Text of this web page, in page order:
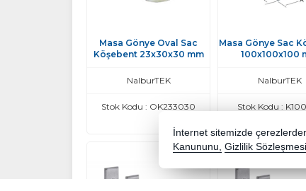
Masa Gönye Oval Sac
Köşebent 23x30x30 mm
NalburTEK
Stok Kodu : OK233030
Masa Gönye Sac
100x100x100
NalburTEK
Stok Kodu :
İnternet sitemizde
Kanununu, Gizlilik Sözleşmesi